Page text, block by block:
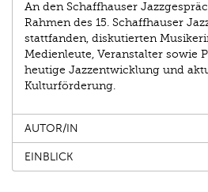
An den Schaffhauser
Rahmen des 15. Schaffhauser
stattfanden, diskutierten
Medienleute, Veranstalter sowie
heutige Jazzentwicklung und
Kulturförderung.
AUTOR/IN
EINBLICK